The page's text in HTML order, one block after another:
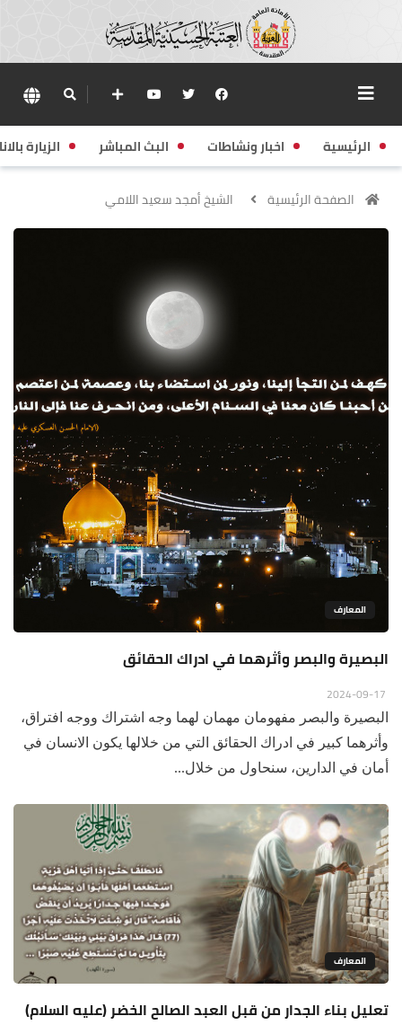
الرئيسية اخبار ونشاطات البث المباشر الزيارة
الصفحة الرئيسية الشيخ أمجد سعيد اللامي
المعارف
البصيرة والبصر وأثرهما في ادراك الحقائق
البصيرة والبصر مفهومان مهمان لهما وجه اشتراك ووجه افتراق،
وأثرهما كبير في ادراك الحقائق التي من خلالها يكون الانسان في
أمان في الدارين، سنحاول من خلال...
المعارف
تعليل بناء الجدار من قبل العبد الصالح الخضر (عليه السلام)